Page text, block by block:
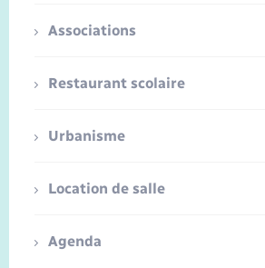
Associations
Restaurant scolaire
Urbanisme
Location de salle
Agenda